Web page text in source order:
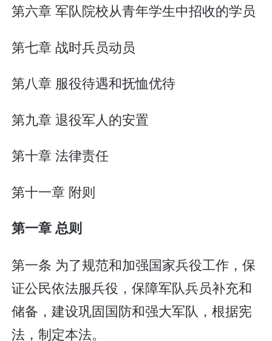
第六章 军队院校从青年学生中招收的学员
第七章 战时兵员动员
第八章 服役待遇和抚恤优待
第九章 退役军人的安置
第十章 法律责任
第十一章 附则
第一章 总则
第一条 为了规范和加强国家兵役工作，保
证公民依法服兵役，保障军队兵员补充和
储备，建设巩固国防和强大军队，根据宪
法，制定本法。